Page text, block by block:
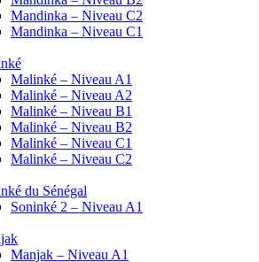
Mandinka – Niveau C2
Mandinka – Niveau C1
Malinké – Niveau A1
Malinké – Niveau A2
Malinké – Niveau B1
Malinké – Niveau B2
Malinké – Niveau C1
Malinké – Niveau C2
du Sénégal
Soninké 2 – Niveau A1
Manjak – Niveau A1